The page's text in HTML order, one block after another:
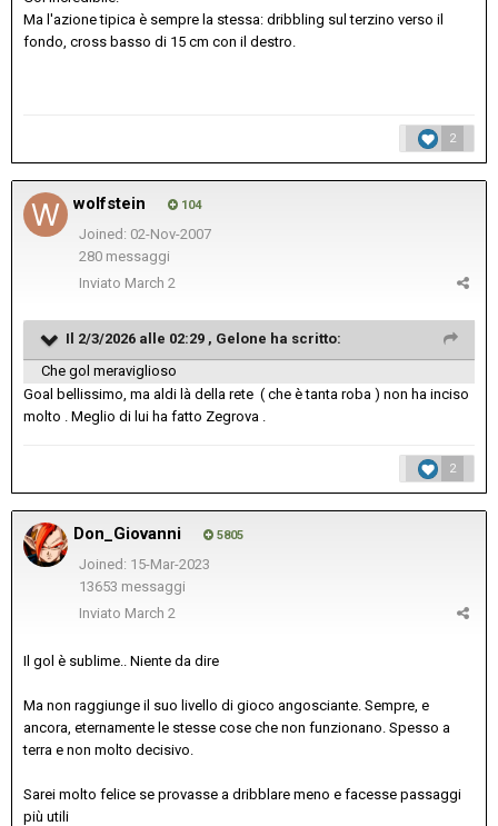
Ma l'azione tipica è sempre la stessa: dribbling sul terzino verso il
fondo, cross basso di 15 cm con il destro.
2
wolfstein 104
Joined: 02-Nov-2007
280 messaggi
Inviato March 2
Il 2/3/2026 alle 02:29 , Gelone ha scritto:
Che gol meraviglioso
Goal bellissimo, ma aldi là della rete ( che è tanta roba ) non ha inciso
molto . Meglio di lui ha fatto Zegrova .
2
Don_Giovanni 5805
Joined: 15-Mar-2023
13653 messaggi
Inviato March 2
Il gol è sublime.. Niente da dire
Ma non raggiunge il suo livello di gioco angosciante. Sempre, e
ancora, eternamente le stesse cose che non funzionano. Spesso a
terra e non molto decisivo.
Sarei molto felice se provasse a dribblare meno e facesse passaggi
più utili